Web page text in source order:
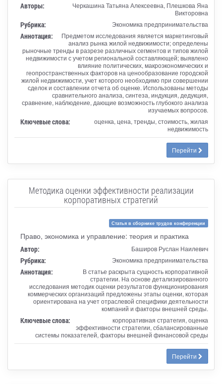
Авторы:
Черкашина Татьяна Алексеевна, Плешкова Яна
Викторовна
Рубрика: Экономика предпринимательства
Аннотация:
Предметом исследования является маркетинговый
анализ рынка жилой недвижимости; определены
рыночные тренды в разрезе различных сегментов и типов жилой
недвижимости с учетом региональной составляющей; выявлено
влияние политических, макроэкономических и
геопространственных факторов на ценообразование городской
жилой недвижимости, учет которого необходимо при совершении
сделок и составлении отчета об оценке. Использованы методы
сравнительного анализа, синтеза, индукция, дедукция,
сравнение, наблюдение, дающие возможность глубокого анализа
изучаемых вопросов.
Ключевые слова:
оценка, цена, тренды, стоимость, жилая
недвижимость
Перейти
Методика оценки эффективности реализации
корпоративных стратегий
Статья в сборнике трудов конференции
Право, экономика и управление: теория и практика
Автор: Баширов Руслан Наилевич
Рубрика: Экономика предпринимательства
Аннотация:
В статье раскрыта сущность корпоративной
стратегии. На основе детализированного
исследования методик оценки результатов функционирования
коммерческих организаций предложены этапы оценки, которая
ориентирована на учет отраслевой специфики деятельности
компаний и факторы внешней среды.
Ключевые слова:
корпоративная стратегия, оценка
эффективности стратегии, сбалансированные
системы показателей, факторы внешней финансовой среды
Перейти